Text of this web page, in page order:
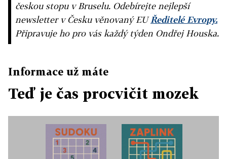
českou stopu v Bruselu. Odebírejte nejlepší
newsletter v Česku věnovaný EUŘeditelé Evropy.
Připravuje ho pro vás každý týden Ondřej Houska.
Informace už máte
Teď je čas procvičit mozek